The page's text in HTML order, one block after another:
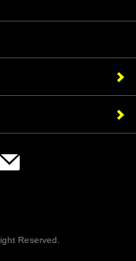
Reserved.